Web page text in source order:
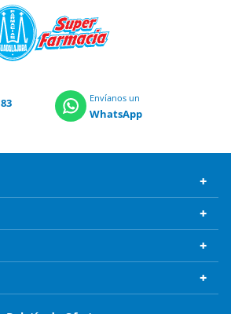
83
Envíanos un
WhatsApp